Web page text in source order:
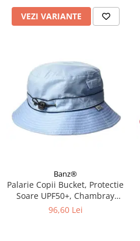
VEZI VARIANTE
Banz®
Palarie Copii Bucket, Protectie
Soare UPF50+, Chambray
Blue, 2 - 4 ani
96,60 Lei